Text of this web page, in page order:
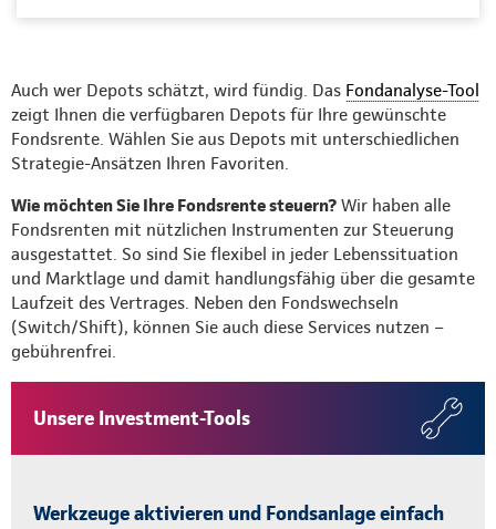
Auch wer Depots schätzt, wird fündig. Das Fondanalyse-Tool
zeigt Ihnen die verfügbaren Depots für Ihre gewünschte
Fondsrente. Wählen Sie aus Depots mit unterschiedlichen
Strategie-Ansätzen Ihren Favoriten.
Wie möchten Sie Ihre Fondsrente steuern? Wir haben alle
Fondsrenten mit nützlichen Instrumenten zur Steuerung
ausgestattet. So sind Sie flexibel in jeder Lebenssituation
und Marktlage und damit handlungsfähig über die gesamte
Laufzeit des Vertrages. Neben den Fondswechseln
(Switch/Shift), können Sie auch diese Services nutzen –
gebührenfrei.
Unsere Investment-Tools
Werkzeuge aktivieren und Fondsanlage einfach